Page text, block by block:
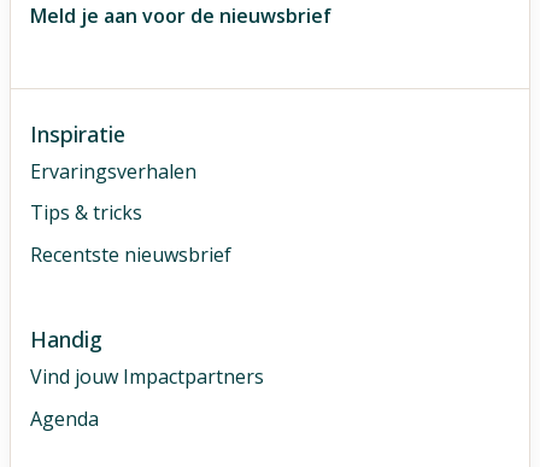
Meld je aan voor de nieuwsbrief
Inspiratie
Ervaringsverhalen
Tips & tricks
Recentste nieuwsbrief
Handig
Vind jouw Impactpartners
Agenda